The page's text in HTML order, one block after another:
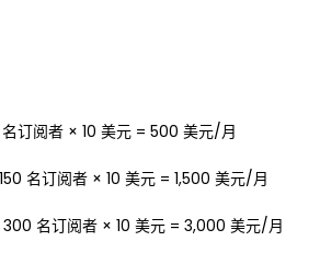
订阅者 × 10 美元 = 500 美元/月
名订阅者 × 10 美元 = 1,500 美元/月
300 名订阅者 × 10 美元 = 3,000 美元/月